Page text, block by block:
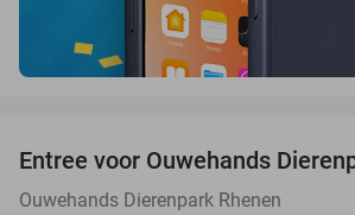
Entree voor Ouwehands
Ouwehands Dierenpark Rhenen